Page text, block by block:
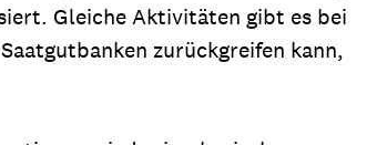
Gleiche Aktivitäten gibt es bei
zurückgreifen kann,